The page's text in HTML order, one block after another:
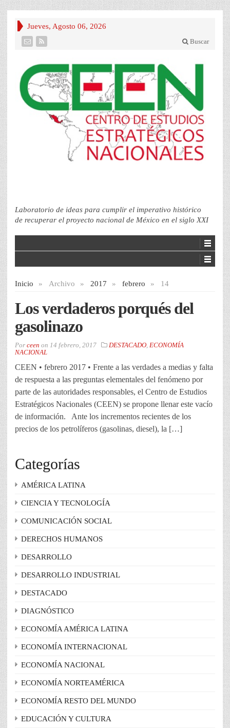
Jueves, Agosto 06, 2026
Buscar
Laboratorio de ideas para cumplir el imperativo histórico
de recuperar el proyecto nacional de México en el siglo XXI
Inicio » Archivo » 2017 » febrero » 14
Los verdaderos porqués del
gasolinazo
Por ceen on 14 febrero, 2017 DESTACADO, ECONOMÍA
NACIONAL
CEEN • febrero 2017 • Frente a las verdades a medias y falta
de respuesta a las preguntas elementales del fenómeno por
parte de las autoridades responsables, el Centro de Estudios
Estratégicos Nacionales (CEEN) se propone llenar este vacío
de información. Ante los incrementos recientes de los
precios de los petrolíferos (gasolinas, diesel), la […]
Categorías
AMÉRICA LATINA
CIENCIA Y TECNOLOGÍA
COMUNICACIÓN SOCIAL
DERECHOS HUMANOS
DESARROLLO
DESARROLLO INDUSTRIAL
DESTACADO
DIAGNÓSTICO
ECONOMÍA AMÉRICA LATINA
ECONOMÍA INTERNACIONAL
ECONOMÍA NACIONAL
ECONOMÍA NORTEAMÉRICA
ECONOMÍA RESTO DEL MUNDO
EDUCACIÓN Y CULTURA